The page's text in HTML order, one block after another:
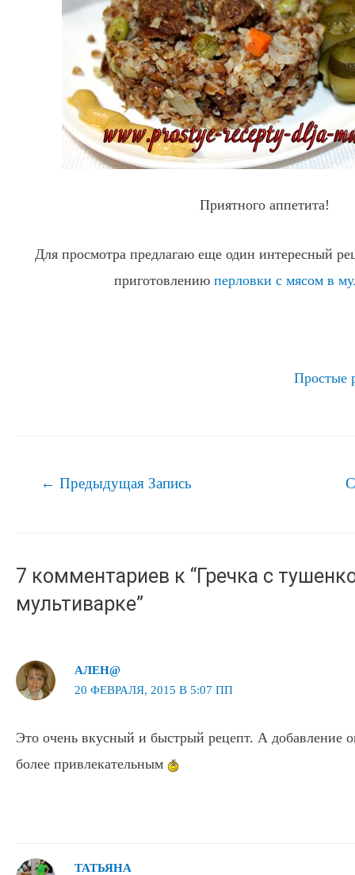
Приятного аппетита!
Для просмотра предлагаю еще один интересный
приготовлению перловки с мясом в
Простые
Навигация
← Предыдущая Запись
7 комментариев к “Гречка с
мультиварке”
АЛЕН@
20 ФЕВРАЛЯ, 2015 В 5:07 ПП
Это очень вкусный и быстрый рецепт. А добавление
более привлекательным
ТАТЬЯНА